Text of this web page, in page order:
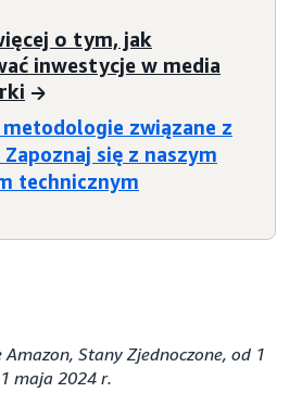
o tym, jak
inwestycje w media
związane z
się z naszym
technicznym
Stany Zjednoczone, od 1
maja 2024 r.